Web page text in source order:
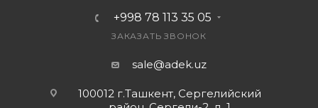
+998 78 113 35 05
ЗАКАЗАТЬ ЗВОНОК
sale@adek.uz
100012 г.Ташкент, Сергелийский